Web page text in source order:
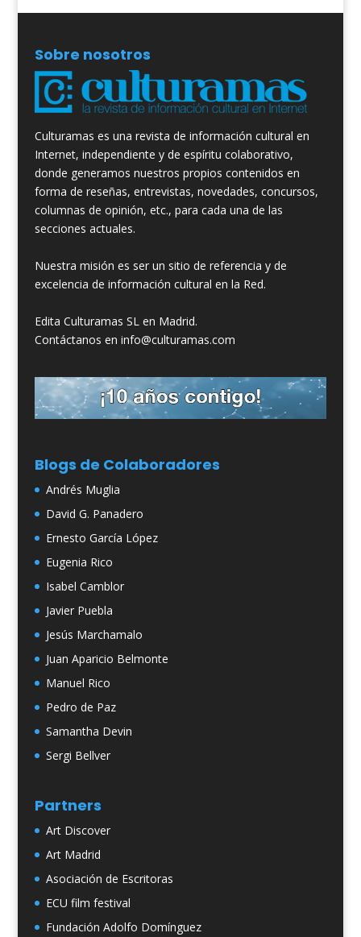
Sobre nosotros
Culturamas es una revista de información cultural en
Internet, independiente y de espíritu colaborativo,
donde generamos nuestros propios contenidos en
forma de reseñas, entrevistas, novedades, concursos,
columnas de opinión, etc., para cada una de las
secciones actuales.
Nuestra misión es ser un sitio de referencia y de
excelencia de información cultural en la Red.
Edita Culturamas SL en Madrid.
Contáctanos en info@culturamas.com
Blogs de Colaboradores
Andrés Muglia
David G. Panadero
Ernesto García López
Eugenia Rico
Isabel Camblor
Javier Puebla
Jesús Marchamalo
Juan Aparicio Belmonte
Manuel Rico
Pedro de Paz
Samantha Devin
Sergi Bellver
Partners
Art Discover
Art Madrid
Asociación de Escritoras
ECU film festival
Fundación Adolfo Domínguez